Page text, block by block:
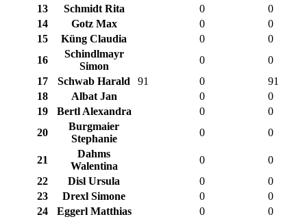
13
Schmidt Rita 0
0
14
Gotz Max 0
0
15
Küng Claudia 0
0
16
Schindlmayr
Simon
0
0
17
Schwab Harald 91 0
91
18
Albat Jan 0
0
19
Bertl Alexandra 0
0
20
Burgmaier
Stephanie
0 0
21
Dahms
Walentina
0
0
22
Disl Ursula 0
0
23
Drexl Simone 0
0
24
Eggerl Matthias 0
0